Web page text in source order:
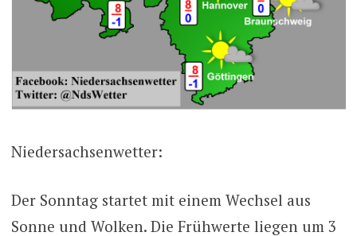
Niedersachsenwetter:
Der Sonntag startet mit einem Wechsel aus
Sonne und Wolken. Die Frühwerte liegen um 3